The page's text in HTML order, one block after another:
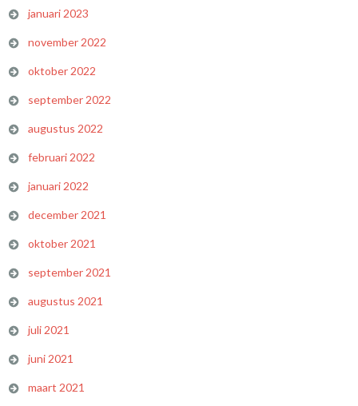
januari 2023
november 2022
oktober 2022
september 2022
augustus 2022
februari 2022
januari 2022
december 2021
oktober 2021
september 2021
augustus 2021
juli 2021
juni 2021
maart 2021